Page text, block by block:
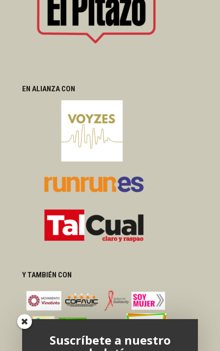
EN ALIANZA CON
Y TAMBIÉN CON
Suscríbete a nuestro